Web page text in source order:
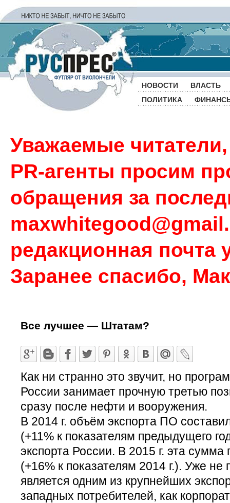
НОВОСТИ
ВЛАСТЬ
ПОЛИТИКА
Уважаемые
PR-агенты просим
обращения за
редакционная почта
Заранее спасибо,
Все лучшее — Штатам?
Как ни странно это звучит, но
России занимает прочную третью
сразу после нефти и вооружения.
В 2014 г. объём экспорта ПО
(+11% к показателям предыдущего
экспорта России. В 2015 г. эта
(+16% к показателям 2014 г.). Уже не
является одним из крупнейших
западных потребителей, как